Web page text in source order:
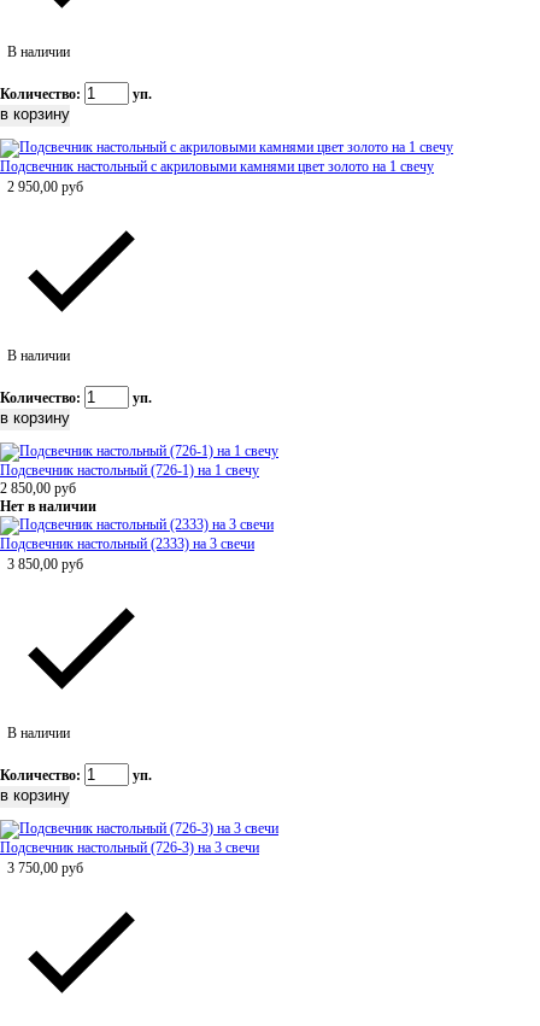
В наличии
Количество: уп.
Подсвечник настольный с акриловыми камнями цвет золото на 1 свечу
2 950,00 руб
В наличии
Количество: уп.
Подсвечник настольный (726-1) на 1 свечу
2 850,00 руб
Нет в наличии
Подсвечник настольный (2333) на 3 свечи
3 850,00 руб
В наличии
Количество: уп.
Подсвечник настольный (726-3) на 3 свечи
3 750,00 руб